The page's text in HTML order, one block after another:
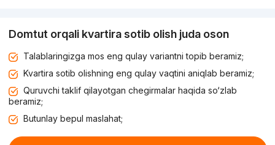
Domtut orqali kvartira sotib olish juda oson
Talablaringizga mos eng qulay variantni topib beramiz;
Kvartira sotib olishning eng qulay vaqtini aniqlab beramiz;
Quruvchi taklif qilayotgan chegirmalar haqida so‘zlab
beramiz;
Butunlay bepul maslahat;